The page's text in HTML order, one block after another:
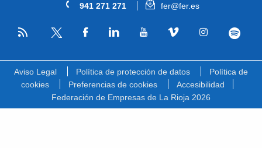
941 271 271 fer@fer.es
RSS
Aviso Legal Política de protección de datos
Política de
cookies
Preferencias de cookies
Accesibilidad
Federación de Empresas de La Rioja 2026